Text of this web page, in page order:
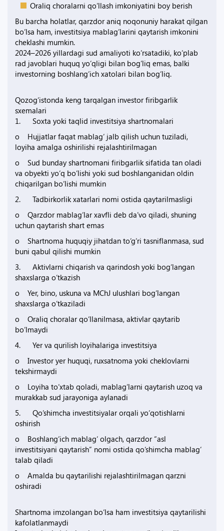
Oraliq choralarni qo‘llash imkoniyatini boy berish
Bu barcha holatlar, qarzdor aniq noqonuniy harakat qilgan
bo‘lsa ham, investitsiya mablag‘larini qaytarish imkonini
cheklashi mumkin.
2024–2026 yillardagi sud amaliyoti ko‘rsatadiki, ko‘plab
rad javoblari huquq yo‘qligi bilan bog‘liq emas, balki
investorning boshlang‘ich xatolari bilan bog‘liq.
Qozog‘istonda keng tarqalgan investor firibgarlik
sxemalari
1. Soxta yoki taqlid investitsiya shartnomalari
o Hujjatlar faqat mablag‘ jalb qilish uchun tuziladi,
loyiha amalga oshirilishi rejalashtirilmagan
o Sud bunday shartnomani firibgarlik sifatida tan oladi
va obyekti yo‘q bo‘lishi yoki sud boshlanganidan oldin
chiqarilgan bo‘lishi mumkin
2. Tadbirkorlik xatarlari nomi ostida qaytarilmasligi
o Qarzdor mablag‘lar xavfli deb da’vo qiladi, shuning
uchun qaytarish shart emas
o Shartnoma huquqiy jihatdan to‘g‘ri tasniflanmasa, sud
buni qabul qilishi mumkin
3. Aktivlarni chiqarish va qarindosh yoki bog‘langan
shaxslarga o‘tkazish
o Yer, bino, uskuna va MChJ ulushlari bog‘langan
shaxslarga o‘tkaziladi
o Oraliq choralar qo‘llanilmasa, aktivlar qaytarib
bo‘lmaydi
4. Yer va qurilish loyihalariga investitsiya
o Investor yer huquqi, ruxsatnoma yoki cheklovlarni
tekshirmaydi
o Loyiha to‘xtab qoladi, mablag‘larni qaytarish uzoq va
murakkab sud jarayoniga aylanadi
5. Qo‘shimcha investitsiyalar orqali yo‘qotishlarni
oshirish
o Boshlang‘ich mablag‘ olgach, qarzdor “asl
investitsiyani qaytarish” nomi ostida qo‘shimcha mablag‘
talab qiladi
o Amalda bu qaytarilishi rejalashtirilmagan qarzni
oshiradi
Shartnoma imzolangan bo‘lsa ham investitsiya qaytarilishi
kafolatlanmaydi